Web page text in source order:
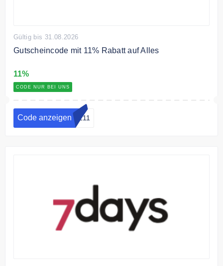
Gültig bis 31.08.2026
Gutscheincode mit 11% Rabatt auf Alles
11%
CODE NUR BEI UNS
Code anzeigen AL11